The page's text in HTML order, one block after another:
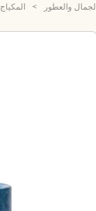
الجمال والعطور > المكياج